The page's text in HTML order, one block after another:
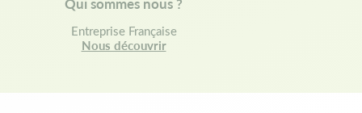
Entreprise Française
Nous découvrir